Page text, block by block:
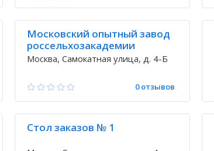
Московский опытный завод
россельхозакадемии
Москва, Самокатная улица, д. 4-Б
0 отзывов
Стол заказов № 1